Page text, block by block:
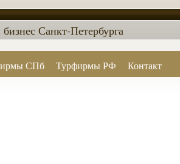
СПб Турфирмы РФ
Контакт
Санкт-Петербурга